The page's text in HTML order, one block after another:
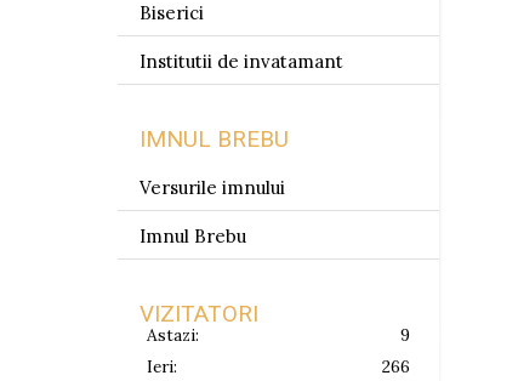
Biserici
Institutii de invatamant
IMNUL BREBU
Versurile imnului
Imnul Brebu
VIZITATORI
Astazi:
9
Ieri:
266